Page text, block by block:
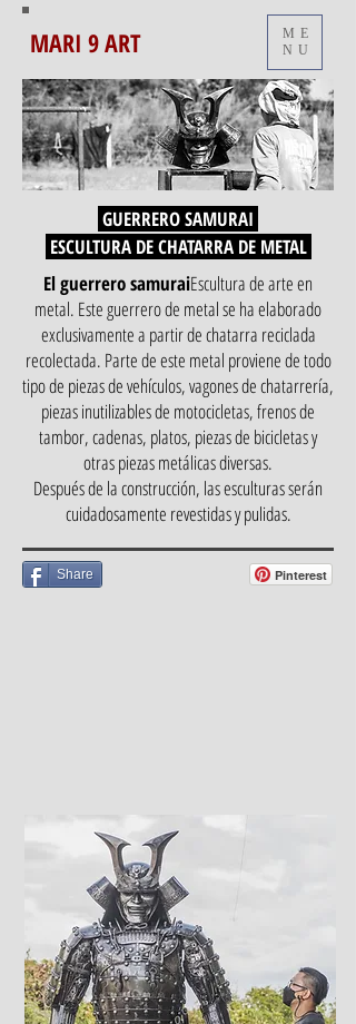
MARI 9 ART
ME
NU
GUERRERO SAMURAI
ESCULTURA DE CHATARRA DE METAL
El guerrero samuraiEscultura de arte en
metal. Este guerrero de metal se ha elaborado
exclusivamente a partir de chatarra reciclada
recolectada. Parte de este metal proviene de todo
tipo de piezas de vehículos, vagones de chatarrería,
piezas inutilizables de motocicletas, frenos de
tambor, cadenas, platos, piezas de bicicletas y
otras piezas metálicas diversas.
Después de la construcción, las esculturas serán
cuidadosamente revestidas y pulidas.
Share Pinterest